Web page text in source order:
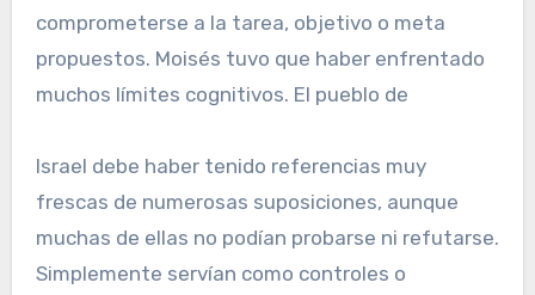
comprometerse a la tarea, objetivo o meta
propuestos. Moisés tuvo que haber enfrentado
muchos límites cognitivos. El pueblo de
Israel debe haber tenido referencias muy
frescas de numerosas suposiciones, aunque
muchas de ellas no podían probarse ni refutarse.
Simplemente servían como controles o